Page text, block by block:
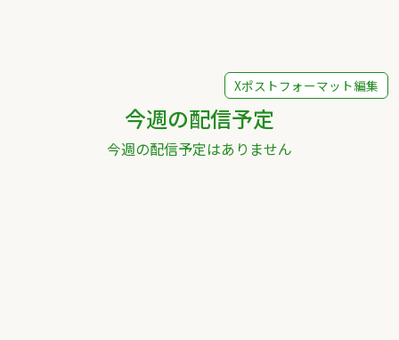
Xポストフォーマット編集
今週の配信予定
今週の配信予定はありません